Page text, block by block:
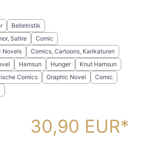
Belletristik
Satire
Comic
Novels
Comics, Cartoons, Karikaturen
Hamsun Hunger
Knut Hamsun
Comics Graphic Novel
Comic
30,90 EUR